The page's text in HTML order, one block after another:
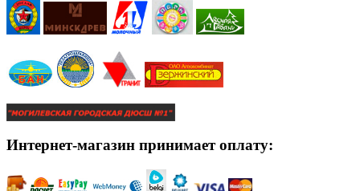
Интернет-магазин принимает оплату: